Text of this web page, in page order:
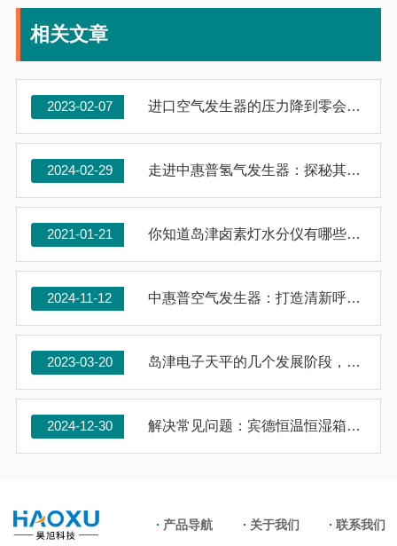
相关文章
2023-02-07 进口空气发生器的压力降到零会产生严重后果
2024-02-29 走进中惠普氢气发生器：探秘其内部构造与功能
2021-01-21 你知道岛津卤素灯水分仪有哪些亮点吗？
2024-11-12 中惠普空气发生器：打造清新呼吸空间
2023-03-20 岛津电子天平的几个发展阶段，我们聊了解下
2024-12-30 解决常见问题：宾德恒温恒湿箱疑难解答指南
产品导航 关于我们 联系我们